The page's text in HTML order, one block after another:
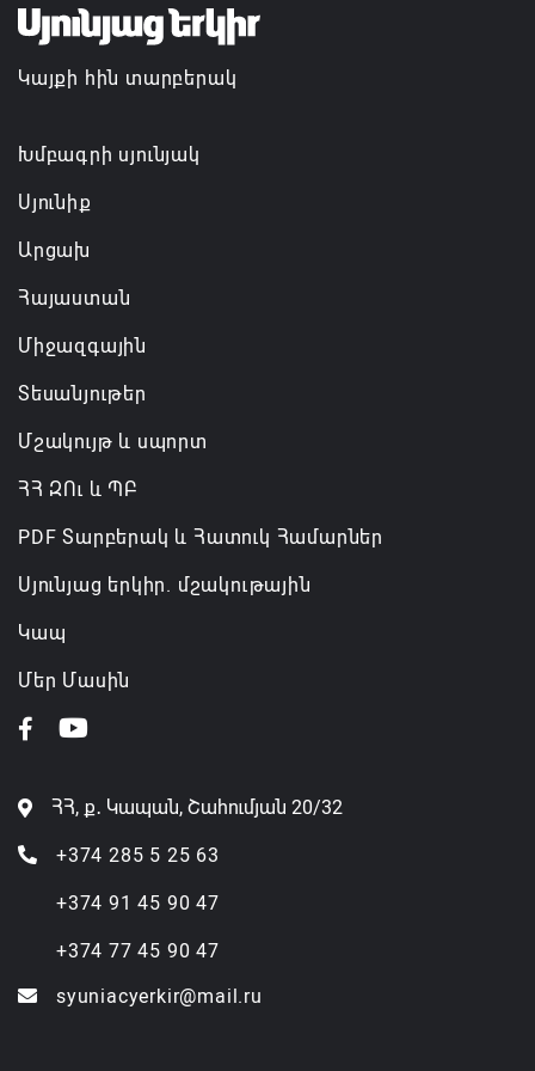
նախաձեռնությամբ ճանապարհաշինական
մեծածավալ աշխատանքներ՝ գյուղական
բնակավայրերում
Կայքի հին տարբերակ
Խմբագրի սյունյակ
Սյունիք
Արցախ
Հայաստան
Միջազգային
Տեսանյութեր
Մշակույթ և սպորտ
ՀՀ ԶՈւ և ՊԲ
PDF Տարբերակ և Հատուկ Համարներ
Սյունյաց երկիր. մշակութային
Կապ
Մեր Մասին
ՀՀ, ք․ Կապան, Շահումյան 20/32
+374 285 5 25 63
+374 91 45 90 47
+374 77 45 90 47
syuniacyerkir@mail.ru